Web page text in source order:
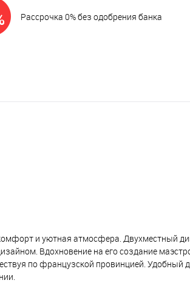
Рассрочка 0% без одобрения банка
и уютная атмосфера. Двухместный
Вдохновение на его создание
по французской провинцией. Удобный